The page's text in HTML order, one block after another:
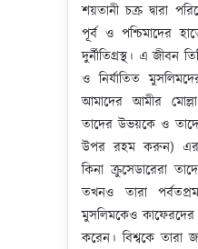
শয়তানী চক্র দ্বারা
পূর্ব ও পশ্চিমাদের
দুর্নীতিগ্রস্থ। এ জীবন
ও নির্যাতিত
আমাদের আমীর
তাদের উভয়কে ও
উপর রহম করুন) এর
কিনা ক্রুসেডারেরা
তখনও তারা
মুসলিমকেও কাফেরদের
করেন। বিশ্বকে তারা